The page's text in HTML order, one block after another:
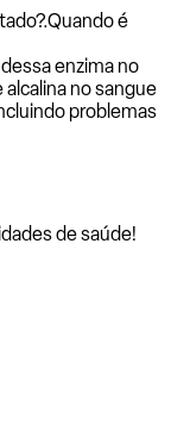
Quando é
enzima no
no sangue
problemas
de saúde!